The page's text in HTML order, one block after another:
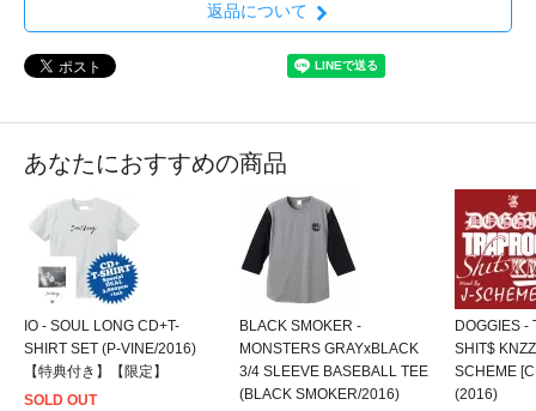
返品について
あなたにおすすめの商品
IO - SOUL LONG CD+T-
SHIRT SET (P-VINE/2016)
【特典付き】【限定】
SOLD OUT
BLACK SMOKER -
MONSTERS GRAYxBLACK
3/4 SLEEVE BASEBALL TEE
(BLACK SMOKER/2016)
DOGGIES -
SHIT$
SCHEME
(2016)